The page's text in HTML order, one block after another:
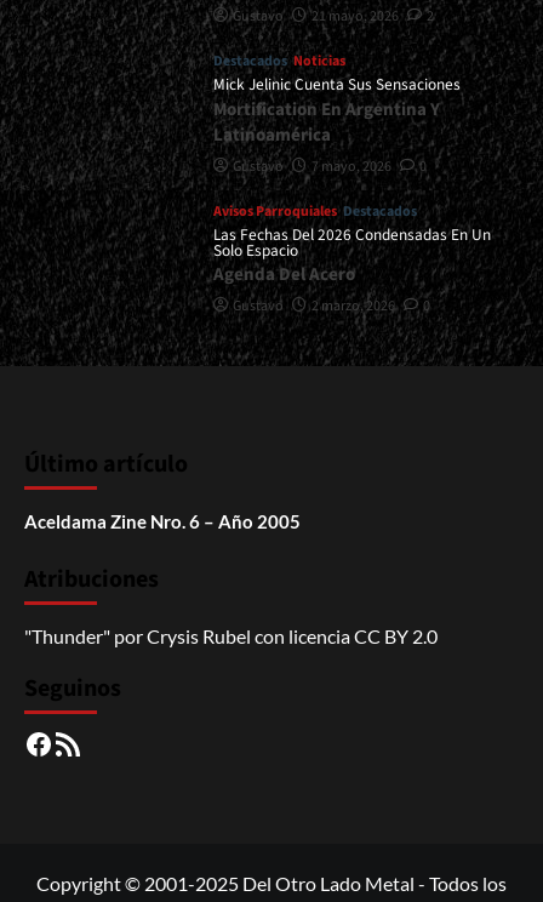
Gustavo 21 mayo, 2026 2
Destacados Noticias
Mick Jelinic Cuenta Sus Sensaciones
Mortification En Argentina Y
Latinoamérica
Gustavo 7 mayo, 2026 0
Avisos Parroquiales Destacados
Las Fechas Del 2026 Condensadas En Un
Solo Espacio
Agenda Del Acero
Gustavo 2 marzo, 2026 0
Último artículo
Aceldama Zine Nro. 6 – Año 2005
Atribuciones
"Thunder" porCrysis Rubel con licenciaCC BY 2.0
Seguinos
Facebook
RSS
Copyright © 2001-2025 Del Otro Lado Metal - Todos los